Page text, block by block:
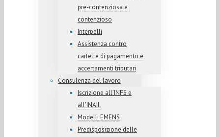
pre-contenziosa e
contenzioso
Interpelli
Assistenza contro
cartelle di pagamento e
accertamenti tributari
Consulenza del lavoro
Iscrizione all’INPS e
all’INAIL
Modelli EMENS
Predisposizione delle